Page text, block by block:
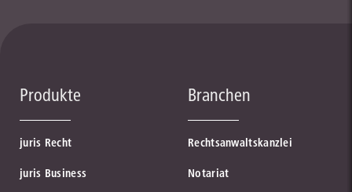
Produkte
juris Recht
juris Business
Branchen
Rechtsanwaltskanzlei
Notariat